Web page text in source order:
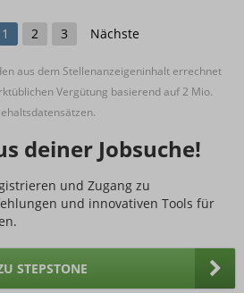
1 2 3 Nächste
aus dem Stellenanzeigeninhalt errechnet
Vergütung basierend auf 2 Mio.
deiner Jobsuche!
und Zugang zu
und innovativen Tools für
STEPSTONE